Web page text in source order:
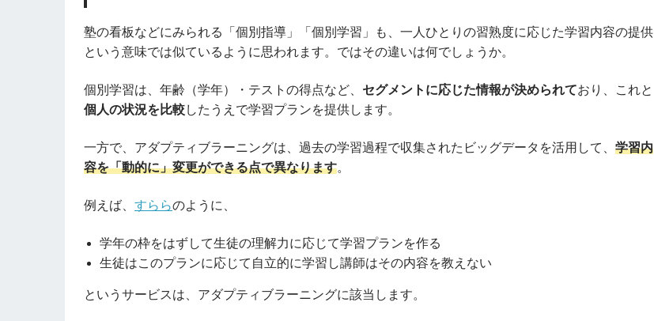
塾の看板などにみられる「個別指導」「個別学習」も、一人ひとりの習熟度に応じた学習内容の提供
という意味では似ているように思われます。ではその違いは何でしょうか。
個別学習は、年齢（学年）・テストの得点など、 セグメントに応じた情報が決められており、これと
個人の状況を比較したうえで学習プランを提供します。
一方で、アダプティブラーニングは、過去の学習過程で収集されたビッグデータを活用して、 学習内
容を「動的に」変更ができる点で異なります。
例えば、 すららのように、
学年の枠をはずして生徒の理解力に応じて学習プランを作る
生徒はこのプランに応じて自立的に学習し講師はその内容を教えない
というサービスは、アダプティブラーニングに該当します。